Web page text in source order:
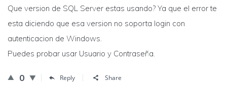
Que version de SQL Server estas usando? Ya que el error te
esta diciendo que esa version no soporta login con
autenticacion de Windows.
Puedes probar usar Usuario y Contraseña.
0 Reply Share